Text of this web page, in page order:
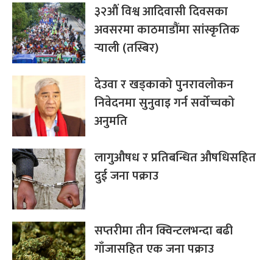
३२औं विश्व आदिवासी दिवसका
अवसरमा काठमाडौंमा सांस्कृतिक
र्‍याली (तस्बिर)
देउवा र खड्काको पुनरावलोकन
निवेदनमा सुनुवाइ गर्न सर्वोच्चको
अनुमति
लागुऔषध र प्रतिबन्धित औषधिसहित
दुई जना पक्राउ
सप्तरीमा तीन क्विन्टलभन्दा बढी
गाँजासहित एक जना पक्राउ